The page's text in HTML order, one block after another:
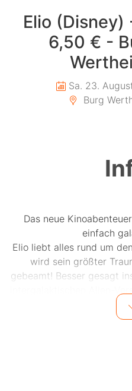
Elio (Disney)
6,50 € -
Sa. 23.
Burg
Das neue
einfach
Elio liebt alles rund um
wird sein größter
gebeamt! Besser gesagt
den Anführer der Erde
Plan hat … und